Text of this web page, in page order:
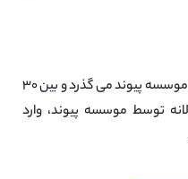
هشت سال از تأسیس موسسه پیوند می گذرد و بین ۳۰
توسط موسسه پیوند، وارد